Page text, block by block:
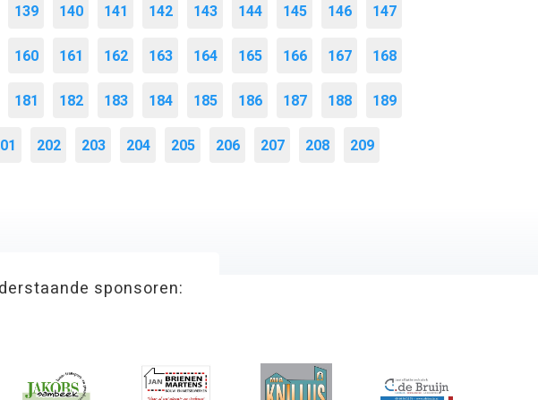
139 140 141 142 143 144 145 146 147
160 161 162 163 164 165 166 167 168
181 182 183 184 185 186 187 188 189
202 203 204 205 206 207 208 209
sponsoren: